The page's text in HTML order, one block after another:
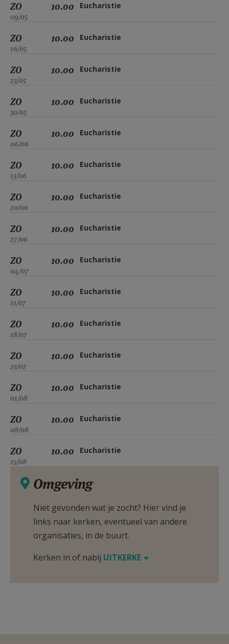
ZO
09/05
10.00 Eucharistie
ZO
16/05
10.00 Eucharistie
ZO
23/05
10.00 Eucharistie
ZO
30/05
10.00 Eucharistie
ZO
06/06
10.00 Eucharistie
ZO
13/06
10.00 Eucharistie
ZO
20/06
10.00 Eucharistie
ZO
27/06
10.00 Eucharistie
ZO
04/07
10.00 Eucharistie
ZO
11/07
10.00 Eucharistie
ZO
18/07
10.00 Eucharistie
ZO
25/07
10.00 Eucharistie
ZO
01/08
10.00 Eucharistie
ZO
08/08
10.00 Eucharistie
ZO
15/08
10.00 Eucharistie
Omgeving
Niet gevonden wat je zocht? Hier vind je
links naar kerken, eventueel van andere
organisaties, in de buurt.
Kerken in of nabij UITKERKE